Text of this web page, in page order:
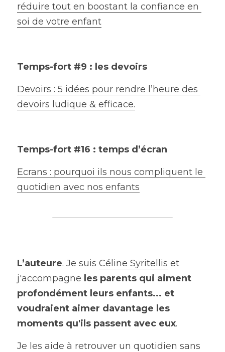
réduire tout en boostant la confiance en
soi de votre enfant
Temps-fort #9 : les devoirs
Devoirs : 5 idées pour rendre l’heure des
devoirs ludique & efficace.
Temps-fort #16 : temps d’écran
Ecrans : pourquoi ils nous compliquent le
quotidien avec nos enfants
L’auteure. Je suis Céline Syritellis et
j'accompagne les parents qui aiment
profondément leurs enfants... et
voudraient aimer davantage les
moments qu'ils passent avec eux.
Je les aide à retrouver un quotidien sans